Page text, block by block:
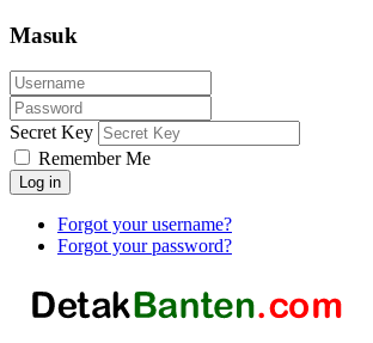
Masuk
Secret Key
Remember Me
Log in
Forgot your username?
Forgot your password?